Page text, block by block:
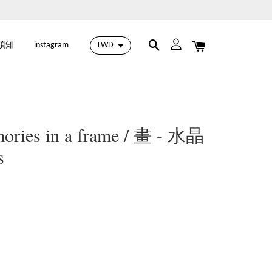
知 instagram
in a frame / 畫 - 水晶